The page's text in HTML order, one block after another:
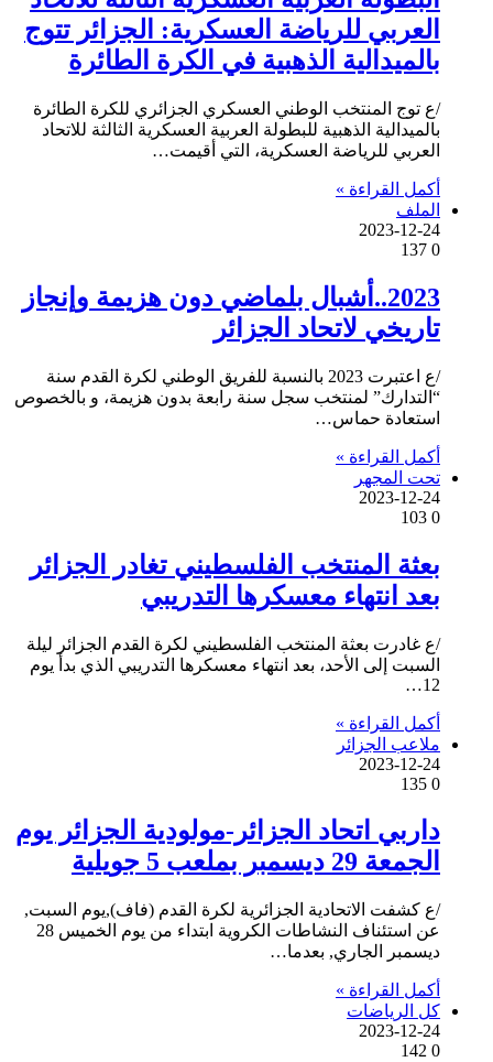
العربي للرياضة العسكرية: الجزائر تتوج
بالميدالية الذهبية في الكرة الطائرة
/ع توج المنتخب الوطني العسكري الجزائري للكرة الطائرة
بالميدالية الذهبية للبطولة العربية العسكرية الثالثة للاتحاد
العربي للرياضة العسكرية، التي أقيمت…
أكمل القراءة »
الملف
2023-12-24
0
2023..أشبال بلماضي دون هزيمة وإنجاز
تاريخي لاتحاد الجزائر
/ع اعتبرت 2023 بالنسبة للفريق الوطني لكرة القدم سنة
“التدارك” لمنتخب سجل سنة رابعة بدون هزيمة، و بالخصوص
استعادة حماس…
أكمل القراءة »
تحت المجهر
2023-12-24
0
بعثة المنتخب الفلسطيني تغادر الجزائر
بعد انتهاء معسكرها التدريبي
/ع غادرت بعثة المنتخب الفلسطيني لكرة القدم الجزائر ليلة
السبت إلى الأحد، بعد انتهاء معسكرها التدريبي الذي بدأ يوم
12…
أكمل القراءة »
ملاعب الجزائر
2023-12-24
0
داربي اتحاد الجزائر-مولودية الجزائر يوم
الجمعة 29 ديسمبر بملعب 5 جويلية
/ع كشفت الاتحادية الجزائرية لكرة القدم (فاف),يوم السبت,
عن استئناف النشاطات الكروية ابتداء من يوم الخميس 28
ديسمبر الجاري, بعدما…
أكمل القراءة »
كل الرياضات
2023-12-24
0